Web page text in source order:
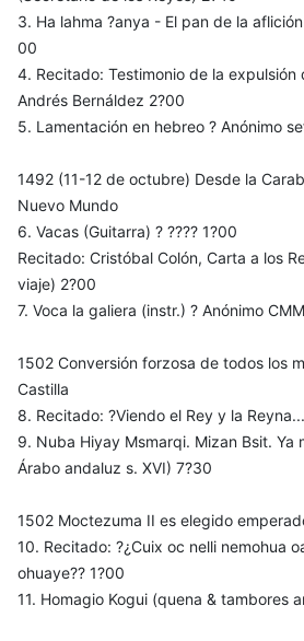
3. Ha lahma ?anya - El pan de la
00
4. Recitado: Testimonio de la expulsión
Andrés Bernáldez 2?00
5. Lamentación en hebreo ? Anónimo
1492 (11-12 de octubre) Desde la
Nuevo Mundo
6. Vacas (Guitarra) ? ???? 1?00
Recitado: Cristóbal Colón, Carta a los
viaje) 2?00
7. Voca la galiera (instr.) ? Anónimo
1502 Conversión forzosa de todos los
Castilla
8. Recitado: ?Viendo el Rey y la
9. Nuba Hiyay Msmarqi. Mizan Bsit. Ya
Árabo andaluz s. XVI) 7?30
1502 Moctezuma II es elegido
10. Recitado: ?¿Cuix oc nelli nemohua
ohuaye?? 1?00
11. Homagio Kogui (quena & tambores